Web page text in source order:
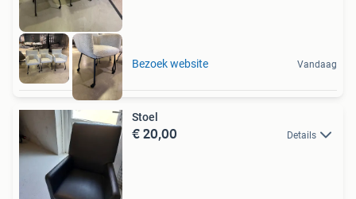
Bezoek website Vandaag
Stoel
€ 20,00 Details